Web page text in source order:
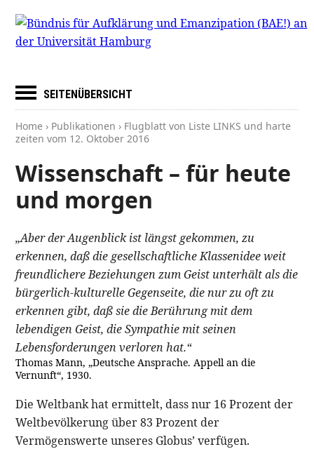
SEITENÜBERSICHT
Home › Publikationen › Flugblatt von Liste LINKS und harte
zeiten vom 12. Oktober 2016
Wissenschaft – für heute
und morgen
„Aber der Augenblick ist längst gekommen, zu
erkennen, daß die gesellschaftliche Klassenidee weit
freundlichere Beziehungen zum Geist unterhält als die
bürgerlich-kulturelle Gegenseite, die nur zu oft zu
erkennen gibt, daß sie die Berührung mit dem
lebendigen Geist, die Sympathie mit seinen
Lebensforderungen verloren hat.“
Thomas Mann, „Deutsche Ansprache. Appell an die
Vernunft“, 1930.
Die Weltbank hat ermittelt, dass nur 16 Prozent der
Weltbevölkerung über 83 Prozent der
Vermögenswerte unseres Globus’ verfügen.